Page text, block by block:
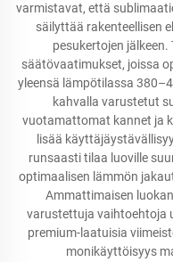
varmistavat, että
säilyttää rakenteellisen
pesukertojen
säätövaatimukset, joissa
yleensä lämpötilassa
kahvalla varustetut
vuotamattomat kannet ja
lisää
runsaasti tilaa luoville
optimaalisen lämmön
Ammattimaisen
varustettuja vaihtoehtoja
premium-laatuisia
monikäyttöisyys